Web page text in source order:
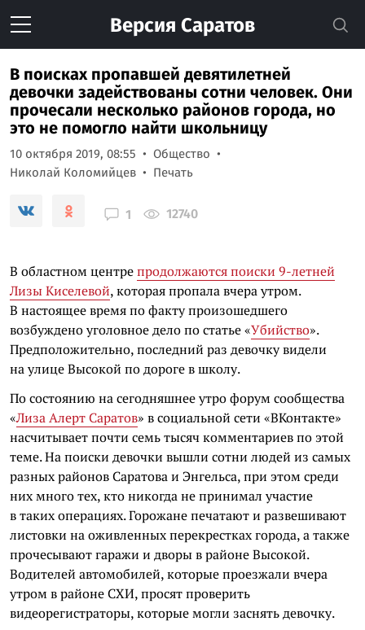
Версия Саратов
В поисках пропавшей девятилетней
девочки задействованы сотни человек. Они
прочесали несколько районов города, но
это не помогло найти школьницу
10 октября 2019, 08:55
Общество
Николай Коломийцев
Печать
1 12740
В областном центрепродолжаются поиски 9-летней
Лизы Киселевой, которая пропала вчера утром.
В настоящее время по факту произошедшего
возбуждено уголовное дело по статье «Убийство».
Предположительно, последний раз девочку видели
на улице Высокой по дороге в школу.
По состоянию на сегодняшнее утро форум сообщества
«Лиза Алерт Саратов» в социальной сети «ВКонтакте»
насчитывает почти семь тысяч комментариев по этой
теме. На поиски девочки вышли сотни людей из самых
разных районов Саратова и Энгельса, при этом среди
них много тех, кто никогда не принимал участие
в таких операциях. Горожане печатают и развешивают
листовки на оживленных перекрестках города, а также
прочесывают гаражи и дворы в районе Высокой.
Водителей автомобилей, которые проезжали вчера
утром в районе СХИ, просят проверить
видеорегистраторы, которые могли заснять девочку.